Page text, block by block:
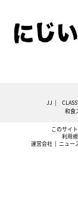
JJ
和食
このサイ
利用
運営会社
ニュー